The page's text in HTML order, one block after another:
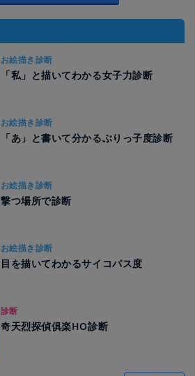
お絵描き診断
「私」と描いてわかる女子力診断
お絵描き診断
「あ」と書いて分かるぶりっ子度診断
お絵描き診断
撃つ場所で診断
お絵描き診断
目を描いてわかるサイコパス度
診断
奇天烈探偵俱楽HO診断